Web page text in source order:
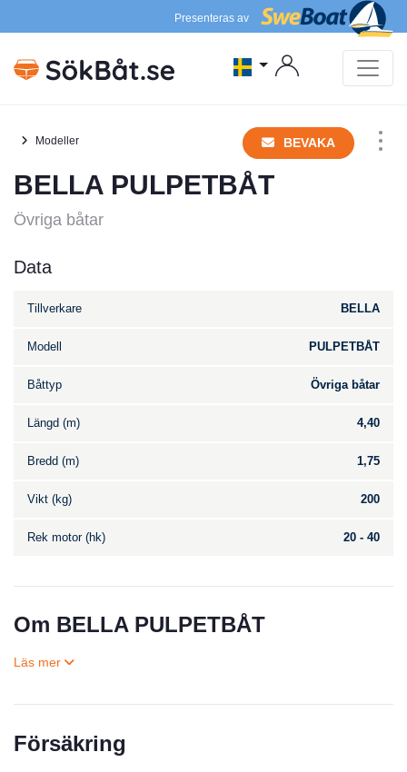
Presenteras av
Modeller BEVAKA
BELLA PULPETBÅT
Övriga båtar
Data
Tillverkare BELLA
Modell PULPETBÅT
Båttyp Övriga båtar
Längd (m) 4,40
Bredd (m) 1,75
Vikt (kg) 200
Rek motor (hk) 20 - 40
Om BELLA PULPETBÅT
Försäkring